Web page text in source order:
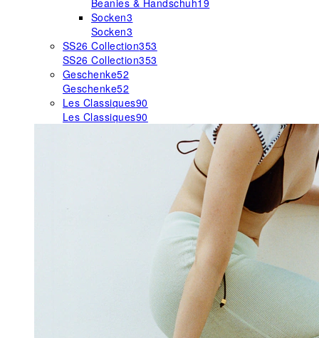
Beanies & Handschuh19
Socken3
Socken3
SS26 Collection353
SS26 Collection353
Geschenke52
Geschenke52
Les Classiques90
Les Classiques90